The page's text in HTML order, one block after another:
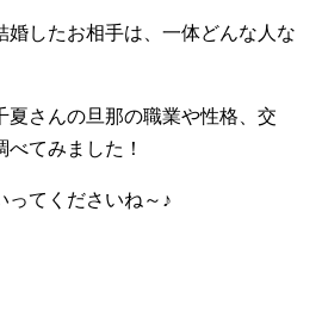
婚したお相手は、一体どんな人な
夏さんの旦那の職業や性格、交
てみました！
ってくださいね～♪